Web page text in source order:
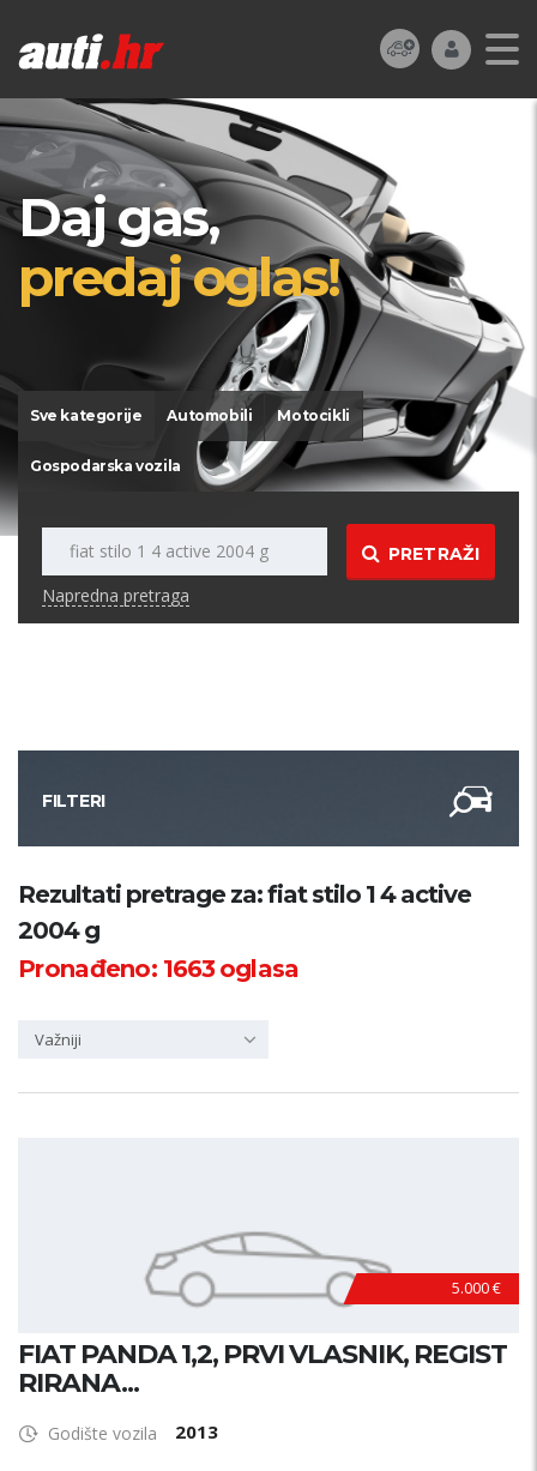
Daj gas,
predaj oglas!
Sve kategorije Automobili Motocikli
Gospodarska vozila
PRETRAŽI
Napredna pretraga
FILTERI
Kategorija
Županija
Rezultati pretrage za: fiat stilo 1 4 active
2004 g
Pronađeno: 1663oglasa
Važniji
5.000 €
FIAT PANDA 1,2, PRVI VLASNIK, REGIST
RIRANA...
Godište vozila 2013